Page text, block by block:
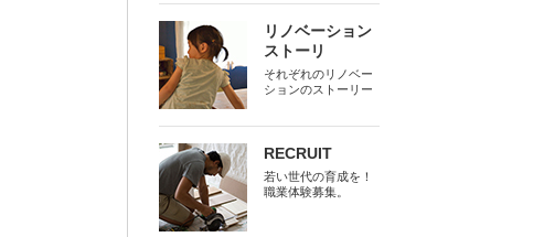
リノベーション
ストーリ
それぞれのリノベー
ションのストーリー
RECRUIT
若い世代の育成を！
職業体験募集。